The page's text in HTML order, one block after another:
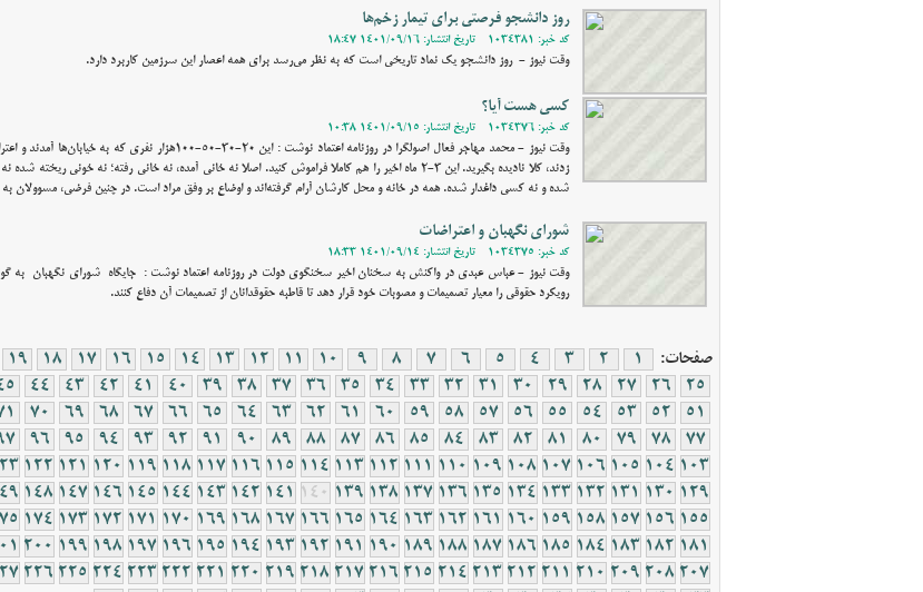
روز دانشجو فرصتي براي تيمار زخم‌ها
کد خبر: 1034381 - تاریخ انتشار: 1401/09/16 18:47
وقت نیوز - روز دانشجو يك نماد تاريخي است كه به نظر مي‌رسد براي همه اعصار اين سرزمين كاربرد دارد.
كسي هست آيا؟
کد خبر: 1034376 - تاریخ انتشار: 1401/09/15 10:38
وقت نیوز - محمد مهاجر فعال اصولگرا در روزنامه اعتماد نوشت : اين 20-30-
زدند، كلا ناديده بگيريد. اين 3-2 ماه اخير را هم كاملا فراموش كنيد. اصلا نه خاني آمده، نه خاني رفته؛ نه
شده و نه كسي داغدار شده. همه در خانه و محل كارشان آرام گرفته‌اند و اوضاع بر وفق مراد است. در چنين فرضي، مسوولان
شورای نگهبان و اعتراضات
کد خبر: 1034375 - تاریخ انتشار: 1401/09/14 18:33
وقت نیوز - عباس عبدی در واکنش به سخنان اخیر سخنگوی دولت در روزنامه اعتماد نوشت : جايگاه شورای نگهبان به
رويكرد حقوقي را معيار تصميمات و مصوبات خود قرار دهد تا قاطبه حقوقدانان از تصميمات آن دفاع كنند.
صفحات: 1
2
3
4
5
6
7
8
9
10
11
12
13
14
15
16
17
18
19
25
26
27
28
29
30
31
32
33
34
35
36
37
38
39
40
41
42
43
44
51
52
53
54
55
56
57
58
59
60
61
62
63
64
65
66
67
68
69
70
77
78
79
80
81
82
83
84
85
86
87
88
89
90
91
92
93
94
95
96
103
104
105
106
107
108
109
110
111
112
113
114
115
116
117
118
119
120
121
122
129
130
131
132
133
134
135
136
137
138
139
140
141
142
143
144
145
146
147
148
155
156
157
158
159
160
161
162
163
164
165
166
167
168
169
170
171
172
173
174
181
182
183
184
185
186
187
188
189
190
191
192
193
194
195
196
197
198
199
200
207
208
209
210
211
212
213
214
215
216
217
218
219
220
221
222
223
224
225
226